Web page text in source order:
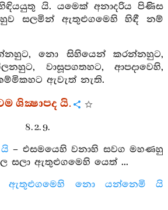
යි. යමෙක් අනාදරිය පිණිස
සලමින් ඇතුළුගමෙහි හිඳී නම්
නො සිහියෙන් කරන්නහුට,
වාසූපගතහට, ආපදාවෙහි,
ඇවැත් නැති.
ශික්‍ෂාපද යි.
8. 2. 9.
යි – එසමයෙහි වනාහි සවග මහණහු
සලා ඇතුළුගමෙහි යෙත් ...
ඇතුළුගමෙහි නො යන්නෙමි යි